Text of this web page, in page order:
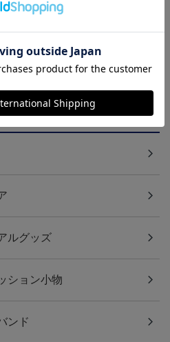
ソウブレイズ
ラー
国際親善試合 FC東京
対 ボルシア ドルトムン
ラー
2,200円
から探す
ルグッズ
ション小物
ンド